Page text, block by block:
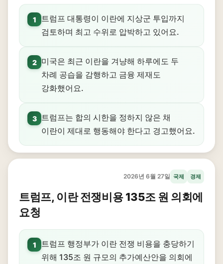
1
트럼프 대통령이 이란에 지상군 투입까지
검토하며 최고 수위로 압박하고 있어요.
2
미국은 최근 이란을 겨냥해 하루에도 두
차례 공습을 감행하고 금융 제재도
강화했어요.
3
트럼프는 합의 시한을 정하지 않은 채
이란이 제대로 행동해야 한다고 경고했어요.
2026년 6월 27일 국제 경제
트럼프, 이란 전쟁비용 135조 원 의회에
요청
1
트럼프 행정부가 이란 전쟁 비용을 충당하기
위해 135조 원 규모의 추가예산안을 의회에